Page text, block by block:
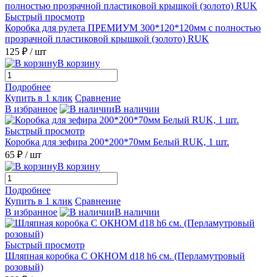
Быстрый просмотр
Коробка для рулета ПРЕМИУМ 300*120*120мм с полностью
прозрачной пластиковой крышкой (золото) RUK
125 ₽ / шт
В корзину
Подробнее
Купить в 1 клик Сравнение
В избранное
В наличии
Быстрый просмотр
Коробка для зефира 200*200*70мм Белый RUK, 1 шт.
65 ₽ / шт
В корзину
Подробнее
Купить в 1 клик Сравнение
В избранное
В наличии
Быстрый просмотр
Шляпная коробка С ОКНОМ d18 h6 см. (Перламутровый
розовый)